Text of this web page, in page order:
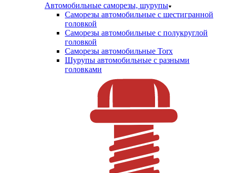
Автомобильные саморезы, шурупы
Саморезы автомобильные с шестигранной
головкой
Саморезы автомобильные с полукруглой
головкой
Саморезы автомобильные Torx
Шурупы автомобильные с разными
головками